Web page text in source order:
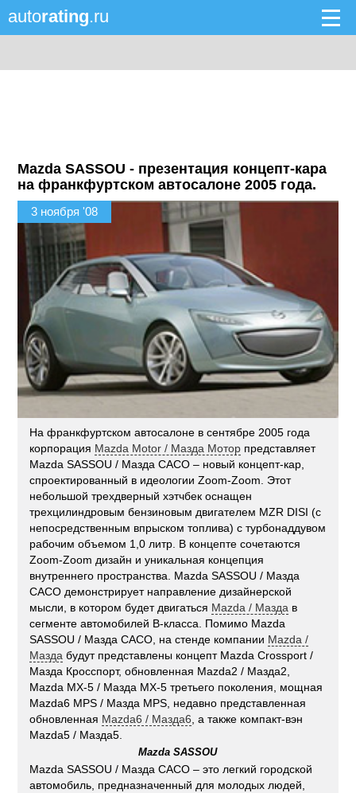
autorating.ru
Mazda SASSOU - презентация концепт-кара
на франкфуртском автосалоне 2005 года.
3 ноября '08
На франкфуртском автосалоне в сентябре 2005 года
корпорация Mazda Motor / Мазда Мотор представляет
Mazda SASSOU / Мазда САСО – новый концепт-кар,
спроектированный в идеологии Zoom-Zoom. Этот
небольшой трехдверный хэтчбек оснащен
трехцилиндровым бензиновым двигателем MZR DISI (с
непосредственным впрыском топлива) с турбонаддувом
рабочим объемом 1,0 литр. В концепте сочетаются
Zoom-Zoom дизайн и уникальная концепция
внутреннего пространства. Mazda SASSOU / Мазда
САСО демонстрирует направление дизайнерской
мысли, в котором будет двигаться Mazda / Мазда в
сегменте автомобилей В-класса. Помимо Mazda
SASSOU / Мазда САСО, на стенде компании Mazda /
Мазда будут представлены концепт Mazda Crossport /
Мазда Кросспорт, обновленная Mazda2 / Мазда2,
Mazda MX-5 / Мазда MX-5 третьего поколения, мощная
Mazda6 MPS / Мазда MPS, недавно представленная
обновленная Mazda6 / Мазда6 , а также компакт-вэн
Mazda5 / Мазда5.
Mazda SASSOU
Mazda SASSOU / Мазда САСО – это легкий городской
автомобиль, предназначенный для молодых людей,